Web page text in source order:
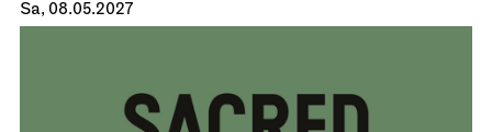
Sa, 08.05.2027